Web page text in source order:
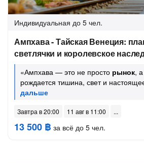
Индивидуальная до 5 чел.
Ампхава - Тайская Венеция:
светлячки и королевское
«Ампхава — это не просто рынок,
рождается тишина, свет и
Завтра в 20:00 11 авг в 11:00
13 500 ฿ за всё до 5 чел.